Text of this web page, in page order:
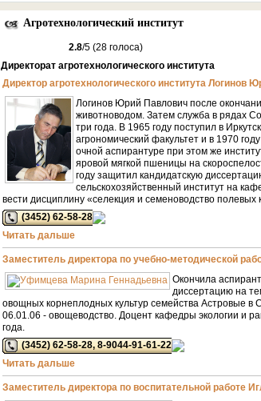
Агротехнологический институт
2.8/5 (28 голоса)
Директорат агротехнологического института
Директор агротехнологического института Логинов
Логинов Юрий Павлович после
животноводом. Затем служба в рядах
три года. В 1965 году поступил в
агрономический факультет и в 1970
очной аспирантуре при этом же
яровой мягкой пшеницы на
году защитил кандидатскую
сельскохозяйственный институт на
вести дисциплину «селекция и семеноводство полевых
(3452) 62-58-28
Читать дальше
Заместитель директора по учебно-методической
Окончила
диссертацию на
овощных корнеплодных культур семейства Астровые в
06.01.06 - овощеводство. Доцент кафедры экологии и
года.
(3452) 62-58-28, 8-9044-91-61-22
Читать дальше
Заместитель директора по воспитательной работе